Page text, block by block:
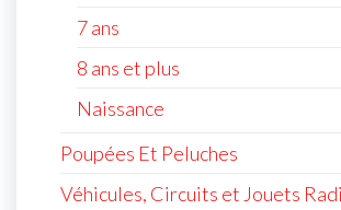
7 ans
8 ans et plus
Naissance
Poupées Et Peluches
Véhicules, Circuits et Jouets